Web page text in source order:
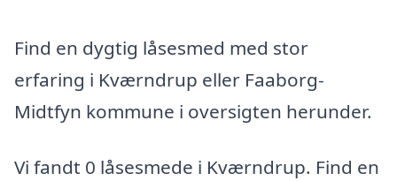
Find en dygtig låsesmed med stor
erfaring i Kværndrup eller Faaborg-
Midtfyn kommune i oversigten herunder.
Vi fandt 0 låsesmede i Kværndrup. Find en